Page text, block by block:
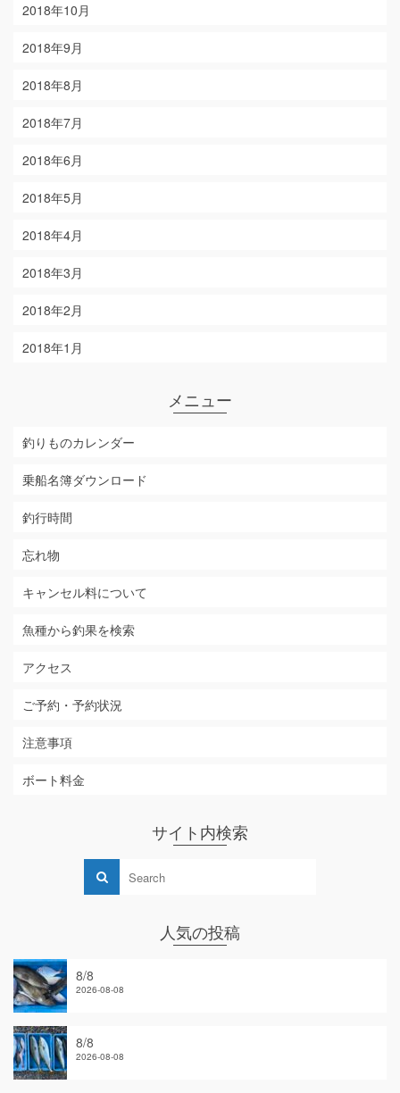
2018年10月
2018年9月
2018年8月
2018年7月
2018年6月
2018年5月
2018年4月
2018年3月
2018年2月
2018年1月
メニュー
釣りものカレンダー
乗船名簿ダウンロード
釣行時間
忘れ物
キャンセル料について
魚種から釣果を検索
アクセス
ご予約・予約状況
注意事項
ボート料金
サイト内検索
人気の投稿
8/8
2026-08-08
8/8
2026-08-08